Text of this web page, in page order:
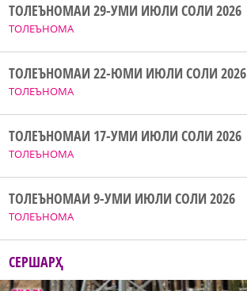
ТОЛЕЪНОМА
ТОЛЕЪНОМАИ 29-УМИ ИЮЛИ СОЛИ 2026
ТОЛЕЪНОМА
ТОЛЕЪНОМАИ 22-ЮМИ ИЮЛИ СОЛИ 2026
ТОЛЕЪНОМА
ТОЛЕЪНОМАИ 17-УМИ ИЮЛИ СОЛИ 2026
ТОЛЕЪНОМА
ТОЛЕЪНОМАИ 9-УМИ ИЮЛИ СОЛИ 2026
СЕРШАРҲ